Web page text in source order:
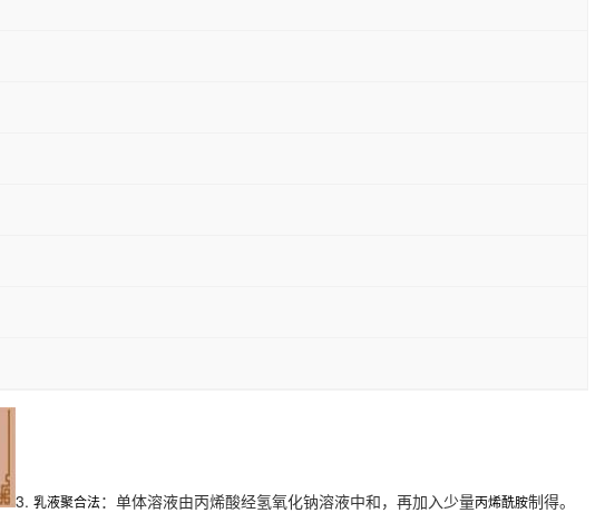
3. 乳液聚合法：单体溶液由丙烯酸经氢氧化钠溶液中和，再加入少量丙烯酰胺制得。